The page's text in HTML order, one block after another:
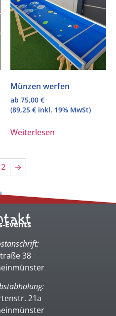
Münzen werfen
ab 75,00 €
(89,25 € inkl. 19% MwSt)
Weiterlesen
2 →
Events
38
21a